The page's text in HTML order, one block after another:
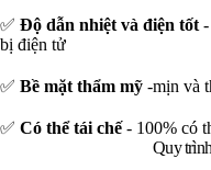
✅ Độ dẫn nhiệt và điện tốt
bị điện tử
✅ Bề mặt thẩm mỹ -mịn và
✅ Có thể tái chế- 100% có
Quy